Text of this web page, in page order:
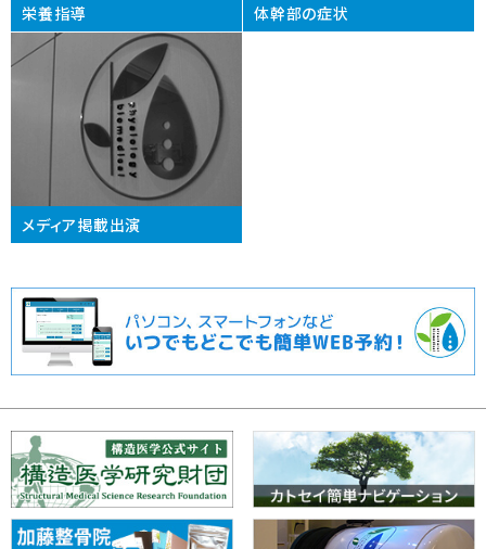
栄養指導 体幹部の症状
メディア掲載出演